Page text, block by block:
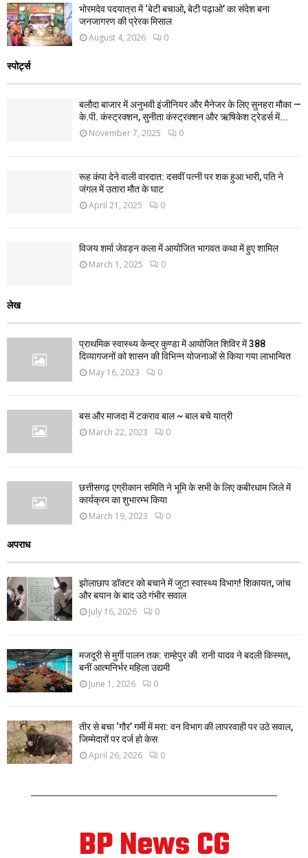
भोरमदेव पदयात्रा में ‘बेटी बचाओ, बेटी पढ़ाओ’ का संदेश बना
जनजागरण की प्रेरक मिसाल
August 4, 2026 0
स्पोर्ट्स
बलौदा बाजार में अनुभवी इंजीनियर और मैनेजर के लिए सुनहरा मौका —
के.पी. कंस्ट्रक्शन, सुनीता कंस्ट्रक्शन और ऋषिकेश ट्रेडर्स में...
November 7, 2025 0
रूह कंपा देने वाली वारदात: दसवीं पत्नी पर शक हुआ भारी, पति ने
जंगल में उतारा मौत के घाट
April 21, 2025 0
विजय शर्मा जेवड़न कला में आयोजित भागवत कथा में हुए शामिल
March 1, 2025 0
लेख
प्राथमिक स्वास्थ्य केन्द्र कुण्डा में आयोजित शिविर में 388
दिव्यागजनों को शासन की विभिन्न योजनाओं से किया गया लाभान्वित
May 16, 2023 0
बस और माजदा में टकराव बाल ~ बाल बचे यात्री
March 22, 2023 0
छत्तीसगढ़ एग्रीकान समिति ने भूमि के सभी के लिए कबीरधाम जिले में
कार्यक्रम का शुभारम्भ किया
March 19, 2023 0
अपराध
झोलाछाप डॉक्टर को बचाने में जुटा स्वास्थ्य विभाग! शिकायत, जांच
और बयान के बाद उठे गंभीर सवाल
July 16, 2026 0
मजदूरी से मुर्गी पालन तक: राम्हेपुर की रानी यादव ने बदली किस्मत,
बनीं आत्मनिर्भर महिला उद्यमी
June 1, 2026 0
तीर से बचा ‘गौर’ गर्मी में मरा: वन विभाग की लापरवाही पर उठे सवाल,
जिम्मेदारों पर दर्ज हो केस
April 26, 2026 0
BP News CG